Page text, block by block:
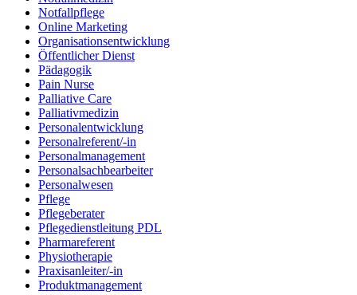
Notfallpflege
Online Marketing
Organisationsentwicklung
Öffentlicher Dienst
Pädagogik
Pain Nurse
Palliative Care
Palliativmedizin
Personalentwicklung
Personalreferent/-in
Personalmanagement
Personalsachbearbeiter
Personalwesen
Pflege
Pflegeberater
Pflegedienstleitung PDL
Pharmareferent
Physiotherapie
Praxisanleiter/-in
Produktmanagement